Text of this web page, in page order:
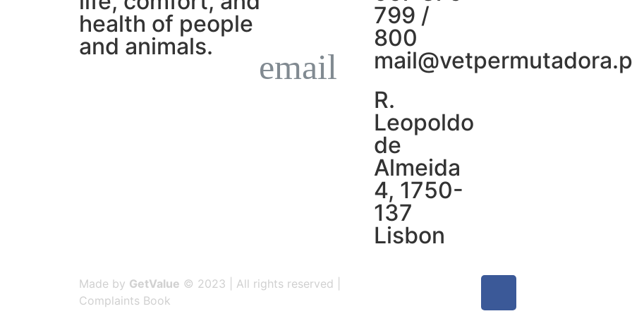
health of people
and animals.
799 /
800
R.
Leopoldo
de
Almeida
4, 1750-
137
Lisbon
Made by GetValue © 2023 | All rights reserved |
Complaints Book